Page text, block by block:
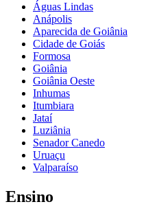
Águas Lindas
Anápolis
Aparecida de Goiânia
Cidade de Goiás
Formosa
Goiânia
Goiânia Oeste
Inhumas
Itumbiara
Jataí
Luziânia
Senador Canedo
Uruaçu
Valparaíso
Ensino